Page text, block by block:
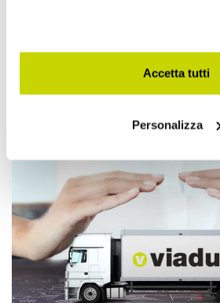
Accetta tutti
Personalizza